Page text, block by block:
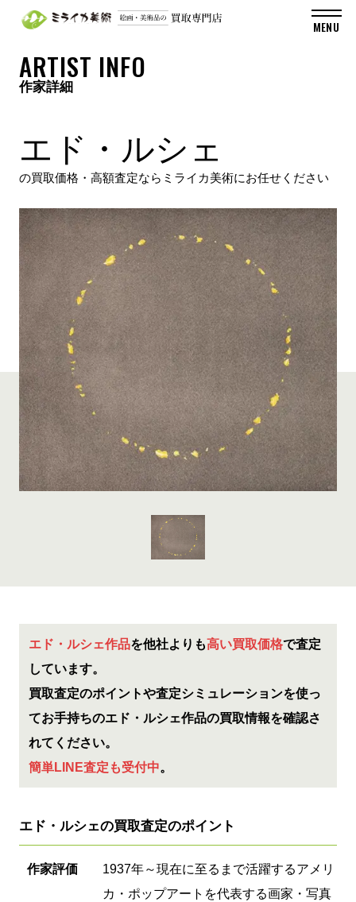
ARTIST INFO
作家詳細
エド・ルシェ
の買取価格・高額査定ならミライカ美術にお任せください
エド・ルシェ作品を他社よりも高い買取価格で査定
しています。
買取査定のポイントや査定シミュレーションを使っ
てお手持ちのエド・ルシェ作品の買取情報を確認さ
れてください。
簡単LINE査定も受付中。
エド・ルシェの買取査定のポイント
作家評価
1937年～現在に至るまで活躍するアメリ
カ・ポップアートを代表する画家・写真